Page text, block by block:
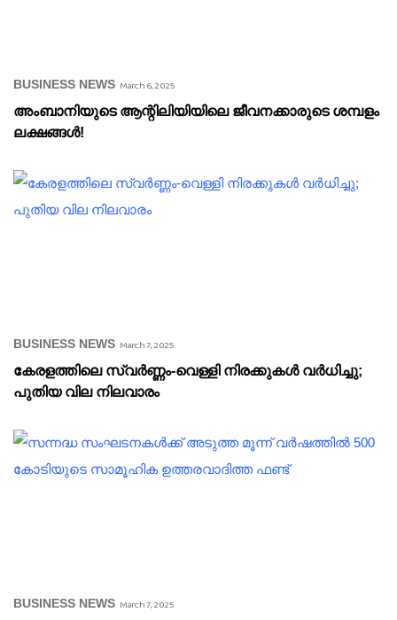
BUSINESS NEWS March 6, 2025
അംബാനിയുടെ ആന്റിലിയിയിലെ ജീവനക്കാരുടെ ശമ്പളം
ലക്ഷങ്ങൾ!
BUSINESS NEWS March 7, 2025
കേരളത്തിലെ സ്വർണ്ണം-വെള്ളി നിരക്കുകൾ വർധിച്ചു;
പുതിയ വില നിലവാരം
BUSINESS NEWS March 7, 2025